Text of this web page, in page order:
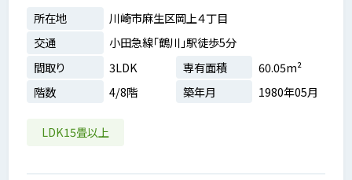
所在地
川崎市麻生区岡上４丁目
交通
小田急線「鶴川」駅徒歩5分
間取り
3LDK 専有面積
60.05m²
階数
4/8階 築年月 1980年05月
LDK15畳以上